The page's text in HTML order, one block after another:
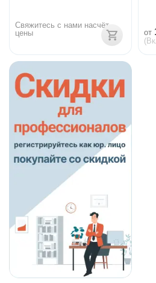
Свяжитесь с нами насчёт
цены
от